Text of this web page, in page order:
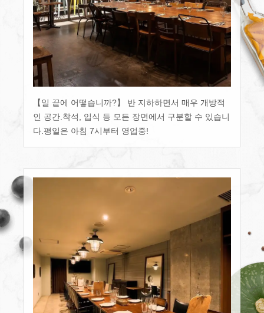
【일 끝에 어떻습니까?】 반 지하하면서 매우 개방적
인 공간.착석, 입식 등 모든 장면에서 구분할 수 있습니
다.평일은 아침 7시부터 영업중!